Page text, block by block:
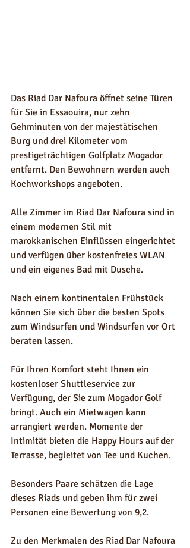
Das Riad Dar Nafoura öffnet seine Türen
für Sie in Essaouira, nur zehn
Gehminuten von der majestätischen
Burg und drei Kilometer vom
prestigeträchtigen Golfplatz Mogador
entfernt. Den Bewohnern werden auch
Kochworkshops angeboten.
Alle Zimmer im Riad Dar Nafoura sind in
einem modernen Stil mit
marokkanischen Einflüssen eingerichtet
und verfügen über kostenfreies WLAN
und ein eigenes Bad mit Dusche.
Nach einem kontinentalen Frühstück
können Sie sich über die besten Spots
zum Windsurfen und Windsurfen vor Ort
beraten lassen.
Für Ihren Komfort steht Ihnen ein
kostenloser Shuttleservice zur
Verfügung, der Sie zum Mogador Golf
bringt. Auch ein Mietwagen kann
arrangiert werden. Momente der
Intimität bieten die Happy Hours auf der
Terrasse, begleitet von Tee und Kuchen.
Besonders Paare schätzen die Lage
dieses Riads und geben ihm für zwei
Personen eine Bewertung von 9,2.
Zu den Merkmalen des Riad Dar Nafoura